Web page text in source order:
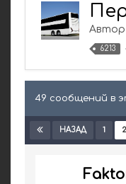
Автор
6213
49 сообщений в
НАЗАД 1 2